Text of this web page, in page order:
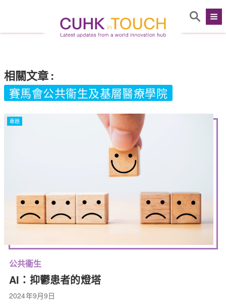
相關文章:
賽馬會公共衞生及基層醫療學院
專題
公共衞生
AI：抑鬱患者的燈塔
2024年9月9日